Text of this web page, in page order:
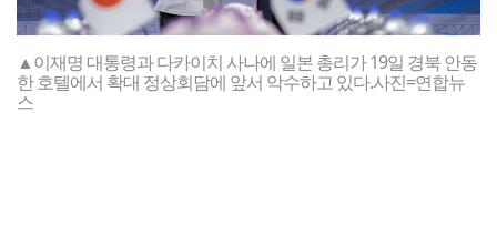
▲이재명 대통령과 다카이치 사나에 일본 총리가 19일 경북 안동
한 호텔에서 확대 정상회담에 앞서 악수하고 있다.사진=연합뉴
스